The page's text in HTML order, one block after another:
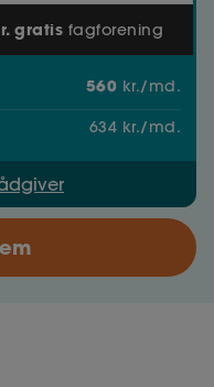
gratis fagforening
560 kr./md.
634 kr./md.